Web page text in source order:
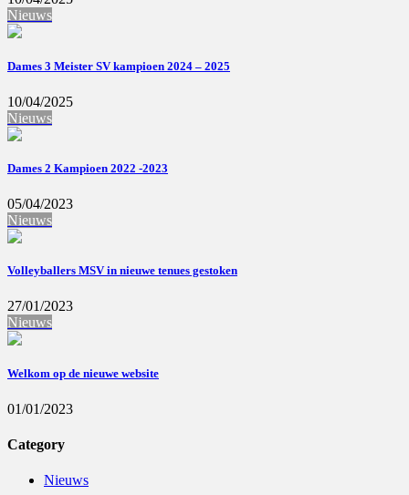
Nieuws
Dames 3 Meister SV kampioen 2024 – 2025
10/04/2025
Nieuws
Dames 2 Kampioen 2022 -2023
05/04/2023
Nieuws
Volleyballers MSV in nieuwe tenues gestoken
27/01/2023
Nieuws
Welkom op de nieuwe website
01/01/2023
Category
Nieuws